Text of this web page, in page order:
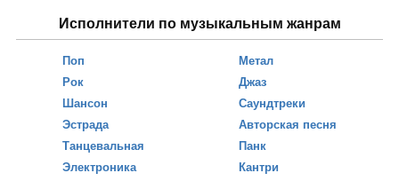
Исполнители по музыкальным жанрам
Поп
Рок
Шансон
Эстрада
Танцевальная
Электроника
Метал
Джаз
Саундтреки
Авторская песня
Панк
Кантри